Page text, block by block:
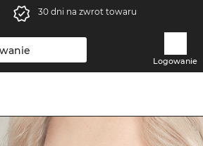
30 dni na zwrot towaru
Logowanie